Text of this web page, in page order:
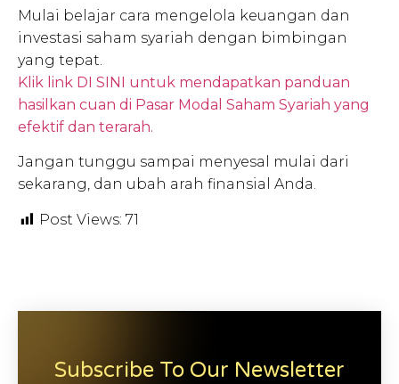
Mulai belajar cara mengelola keuangan dan
investasi saham syariah dengan bimbingan
yang tepat.
Klik link DI SINI untuk mendapatkan panduan
hasilkan cuan di Pasar Modal Saham Syariah yang
efektif dan terarah.
Jangan tunggu sampai menyesal mulai dari
sekarang, dan ubah arah finansial Anda.
Post Views: 71
Subscribe To Our Newsletter